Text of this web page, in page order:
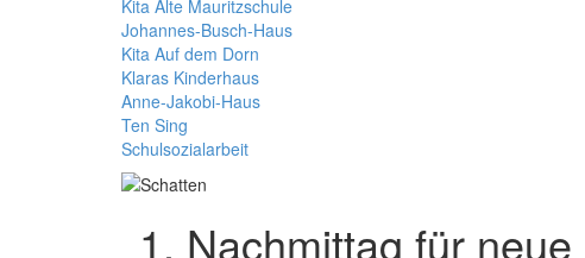
Kita Alte Mauritzschule
Johannes-Busch-Haus
Kita Auf dem Dorn
Klaras Kinderhaus
Anne-Jakobi-Haus
Ten Sing
Schulsozialarbeit
1. Nachmittag für